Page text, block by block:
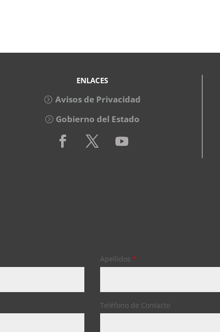
ENLACES
Avisos de Privacidad
Gobierno del Estado
Apellidos*
Teléfono de Contacto